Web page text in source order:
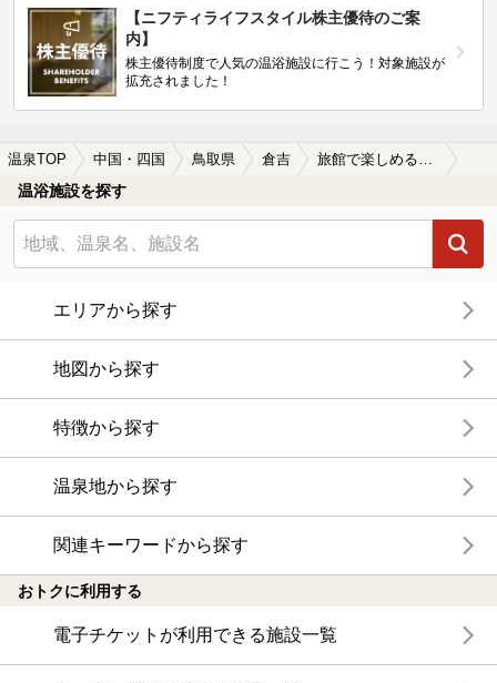
【ニフティライフスタイル株主優待のご案
内】
株主優待制度で人気の温浴施設に行こう！対象施設が
拡充されました！
温泉TOP 中国・四国 鳥取県 倉吉 旅館で楽しめる倉吉の温泉、日帰り温泉、スーパー銭湯おすすめ
温浴施設を探す
エリアから探す
地図から探す
特徴から探す
温泉地から探す
関連キーワードから探す
おトクに利用する
電子チケットが利用できる施設一覧